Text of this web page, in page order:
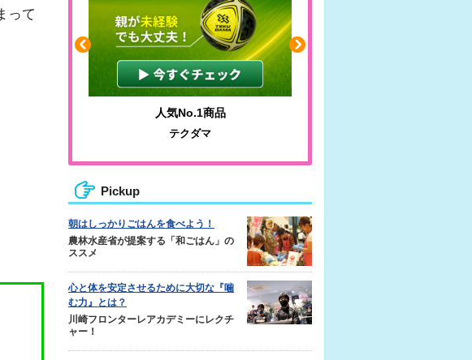
って
人気No.1商品
テクダマ
Pickup
朝はしっかりごはんを食べよう！
農林水産省が提案する「和ごはん」の
ススメ
心と体を安定させるために大切な『噛
む力』とは？
川崎フロンターレアカデミーにレクチ
ャー！